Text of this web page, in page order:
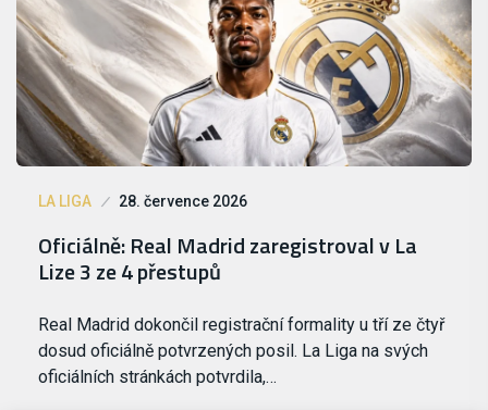
LA LIGA 28. července 2026
Oficiálně: Real Madrid zaregistroval v La
Lize 3 ze 4 přestupů
Real Madrid dokončil registrační formality u tří ze čtyř
dosud oficiálně potvrzených posil. La Liga na svých
oficiálních stránkách potvrdila,…